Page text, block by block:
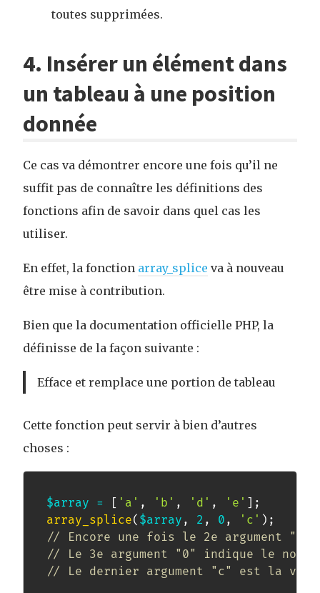
toutes supprimées.
4. Insérer un élément dans
un tableau à une position
donnée
Ce cas va démontrer encore une fois qu’il ne
suffit pas de connaître les définitions des
fonctions afin de savoir dans quel cas les
utiliser.
En effet, la fonction array_splice va à nouveau
être mise à contribution.
Bien que la documentation officielle PHP, la
définisse de la façon suivante :
Efface et remplace une portion de tableau
Cette fonction peut servir à bien d’autres
choses :
$array = [ 'a' , 'b' , 'd' , 'e' ] ;
array_splice( $array , 2 , 0 , 'c' ) ;
// Encore une fois le 2e argument
// Le 3e argument "0" indique le
// Le dernier argument "c" est la